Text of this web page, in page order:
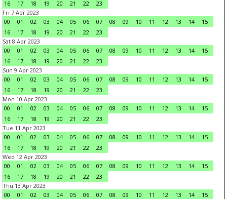
16
17 18 19 20 21 22
23
Fri 7 Apr 2023
00
01 02 03 04 05 06 07 08 09 10 11 12 13 14
15
16
17 18 19 20 21 22
23
Sat 8 Apr 2023
00
01 02 03 04 05 06 07 08 09 10 11 12 13 14
15
16
17 18 19 20 21 22
23
Sun 9 Apr 2023
00
01 02 03 04 05 06 07 08 09 10 11 12 13 14
15
16
17 18 19 20 21 22
23
Mon 10 Apr 2023
00
01 02 03 04 05 06 07 08 09 10 11 12 13 14
15
16
17 18 19 20 21 22
23
Tue 11 Apr 2023
00
01 02 03 04 05 06 07 08 09 10 11 12 13 14
15
16
17 18 19 20 21 22
23
Wed 12 Apr 2023
00
01 02 03 04 05 06 07 08 09 10 11 12 13 14
15
16
17 18 19 20 21 22
23
Thu 13 Apr 2023
00
01 02 03 04 05 06 07 08 09 10 11 12 13 14
15